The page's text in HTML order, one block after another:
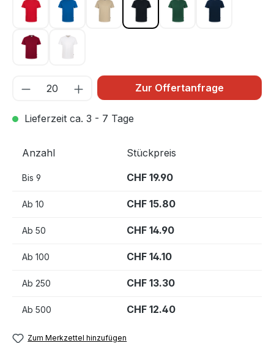
rot 002 royalblau 010sand 007 schwarz 005tanne 072tinte 034
weinrot 017weiß 001
Zur Offertanfrage
Lieferzeit ca. 3 - 7 Tage
Anzahl Stückpreis
Bis 9 CHF 19.90
Ab 10 CHF 15.80
Ab 50 CHF 14.90
Ab 100 CHF 14.10
Ab 250 CHF 13.30
Ab 500 CHF 12.40
Zum Merkzettel hinzufügen